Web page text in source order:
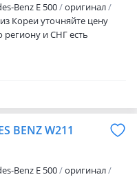
Benz E 500
оригинал
Кореи уточняйте цену
региону и СНГ есть
BENZ W211
Benz E 500
оригинал